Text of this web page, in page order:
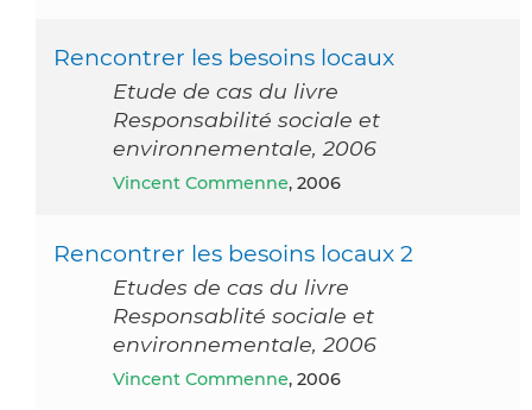
Rencontrer les besoins locaux
Etude de cas du livre
Responsabilité sociale et
environnementale, 2006
Vincent Commenne, 2006
Rencontrer les besoins locaux 2
Etudes de cas du livre
Responsablité sociale et
environnementale, 2006
Vincent Commenne, 2006